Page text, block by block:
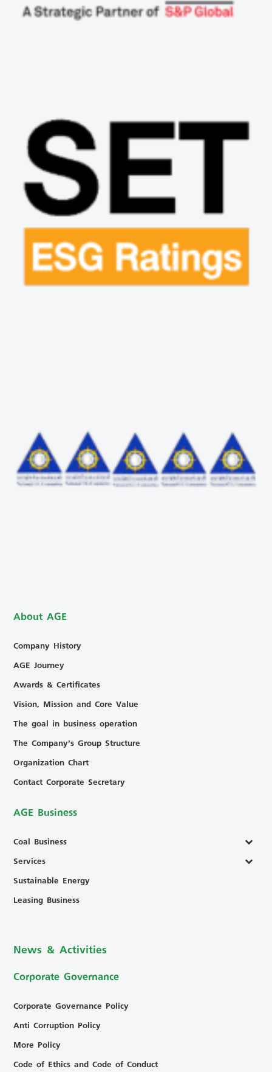
About AGE
Company History
AGE Journey
Awards & Certificates
Vision, Mission and Core Value
The goal in business operation
The Company’s Group Structure
Organization Chart
Contact Corporate Secretary
AGE Business
Coal Business
Services
Sustainable Energy
Leasing Business
News & Activities
Corporate Governance
Corporate Governance Policy
Anti Corruption Policy
More Policy
Code of Ethics and Code of Conduct